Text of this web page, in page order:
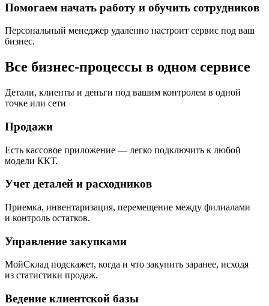
Помогаем начать работу и обучить сотрудников
Персональный менеджер удаленно настроит сервис под ваш
бизнес.
Все бизнес-процессы в одном сервисе
Детали, клиенты и деньги под вашим контролем в одной
точке или сети
Продажи
Есть кассовое приложение — легко подключить к любой
модели ККТ.
Учет деталей и расходников
Приемка, инвентаризация, перемещение между филиалами
и контроль остатков.
Управление закупками
МойСклад подскажет, когда и что закупить заранее, исходя
из статистики продаж.
Ведение клиентской базы